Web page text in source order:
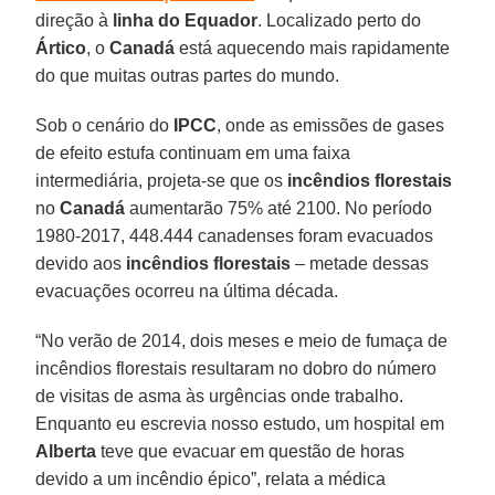
direção à linha do Equador. Localizado perto do
Ártico, oCanadá está aquecendo mais rapidamente
do que muitas outras partes do mundo.
Sob o cenário do IPCC, onde as emissões de gases
de efeito estufa continuam em uma faixa
intermediária, projeta-se que os incêndios florestais
noCanadá aumentarão 75% até 2100. No período
1980-2017, 448.444 canadenses foram evacuados
devido aos incêndios florestais – metade dessas
evacuações ocorreu na última década.
“No verão de 2014, dois meses e meio de fumaça de
incêndios florestais resultaram no dobro do número
de visitas de asma às urgências onde trabalho.
Enquanto eu escrevia nosso estudo, um hospital em
Alberta teve que evacuar em questão de horas
devido a um incêndio épico”, relata a médica